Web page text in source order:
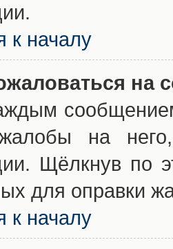
к началу
на
на
Щёлкнув по
для оправки
к началу